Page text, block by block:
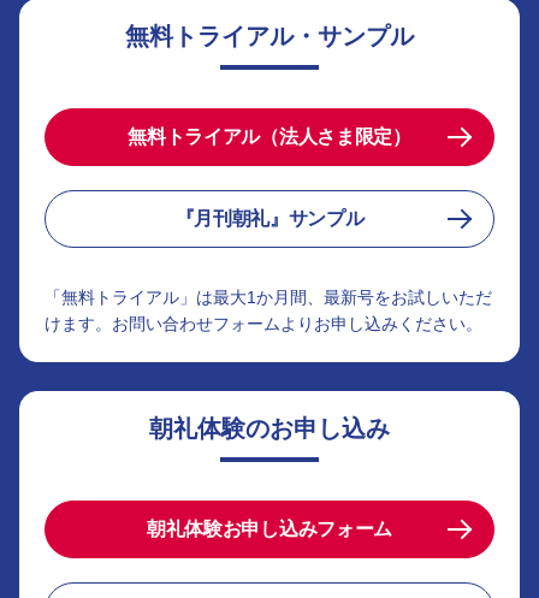
無料トライアル・サンプル
無料トライアル（法人さま限定）
『月刊朝礼』サンプル
「無料トライアル」は最大1か月間、最新号をお試しいただ
けます。お問い合わせフォームよりお申し込みください。
朝礼体験のお申し込み
朝礼体験お申し込みフォーム